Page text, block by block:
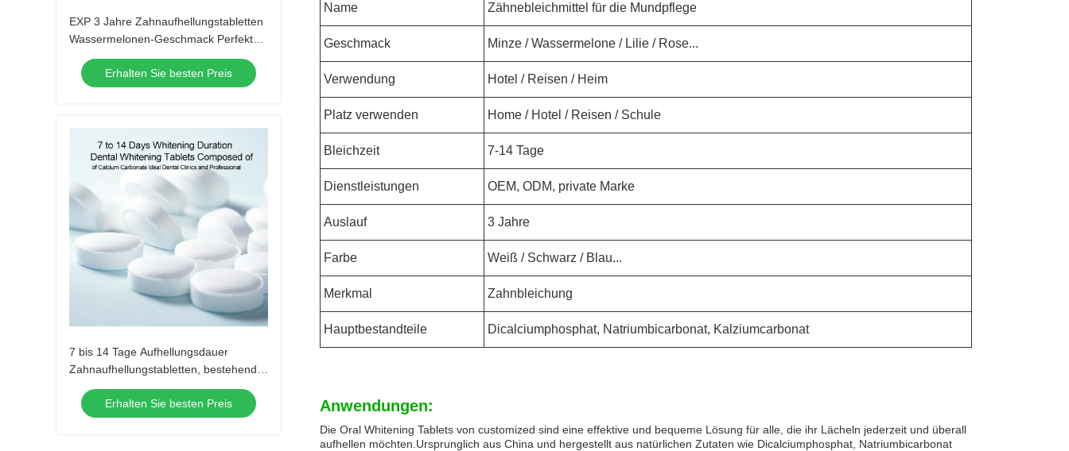
EXP 3 Jahre Zahnaufhellungstabletten
Wassermelonen-Geschmack Perfekt
für Hotel, Reise, Zuhause Natürliche
Inhaltsstoffmischung
Erhalten Sie besten Preis
7 bis 14 Tage Aufhellungsdauer
Zahnaufhellungstabletten, bestehend
aus Calciumcarbonat, ideal für
Zahnkliniken und Profis
Erhalten Sie besten Preis
Name Zähnebleichmittel für die Mundpflege
Geschmack Minze / Wassermelone / Lilie / Rose...
Verwendung Hotel / Reisen / Heim
Platz verwenden Home / Hotel / Reisen / Schule
Bleichzeit 7-14 Tage
Dienstleistungen OEM, ODM, private Marke
Auslauf 3 Jahre
Farbe Weiß / Schwarz / Blau...
Merkmal Zahnbleichung
Hauptbestandteile Dicalciumphosphat, Natriumbicarbonat, Kalziumcarbonat
Anwendungen:
Die Oral Whitening Tablets von customized sind eine effektive und bequeme Lösung für alle, die ihr Lächeln jederzeit und überall
aufhellen möchten.Ursprunglich aus China und hergestellt aus natürlichen Zutaten wie Dicalciumphosphat, Natriumbicarbonat